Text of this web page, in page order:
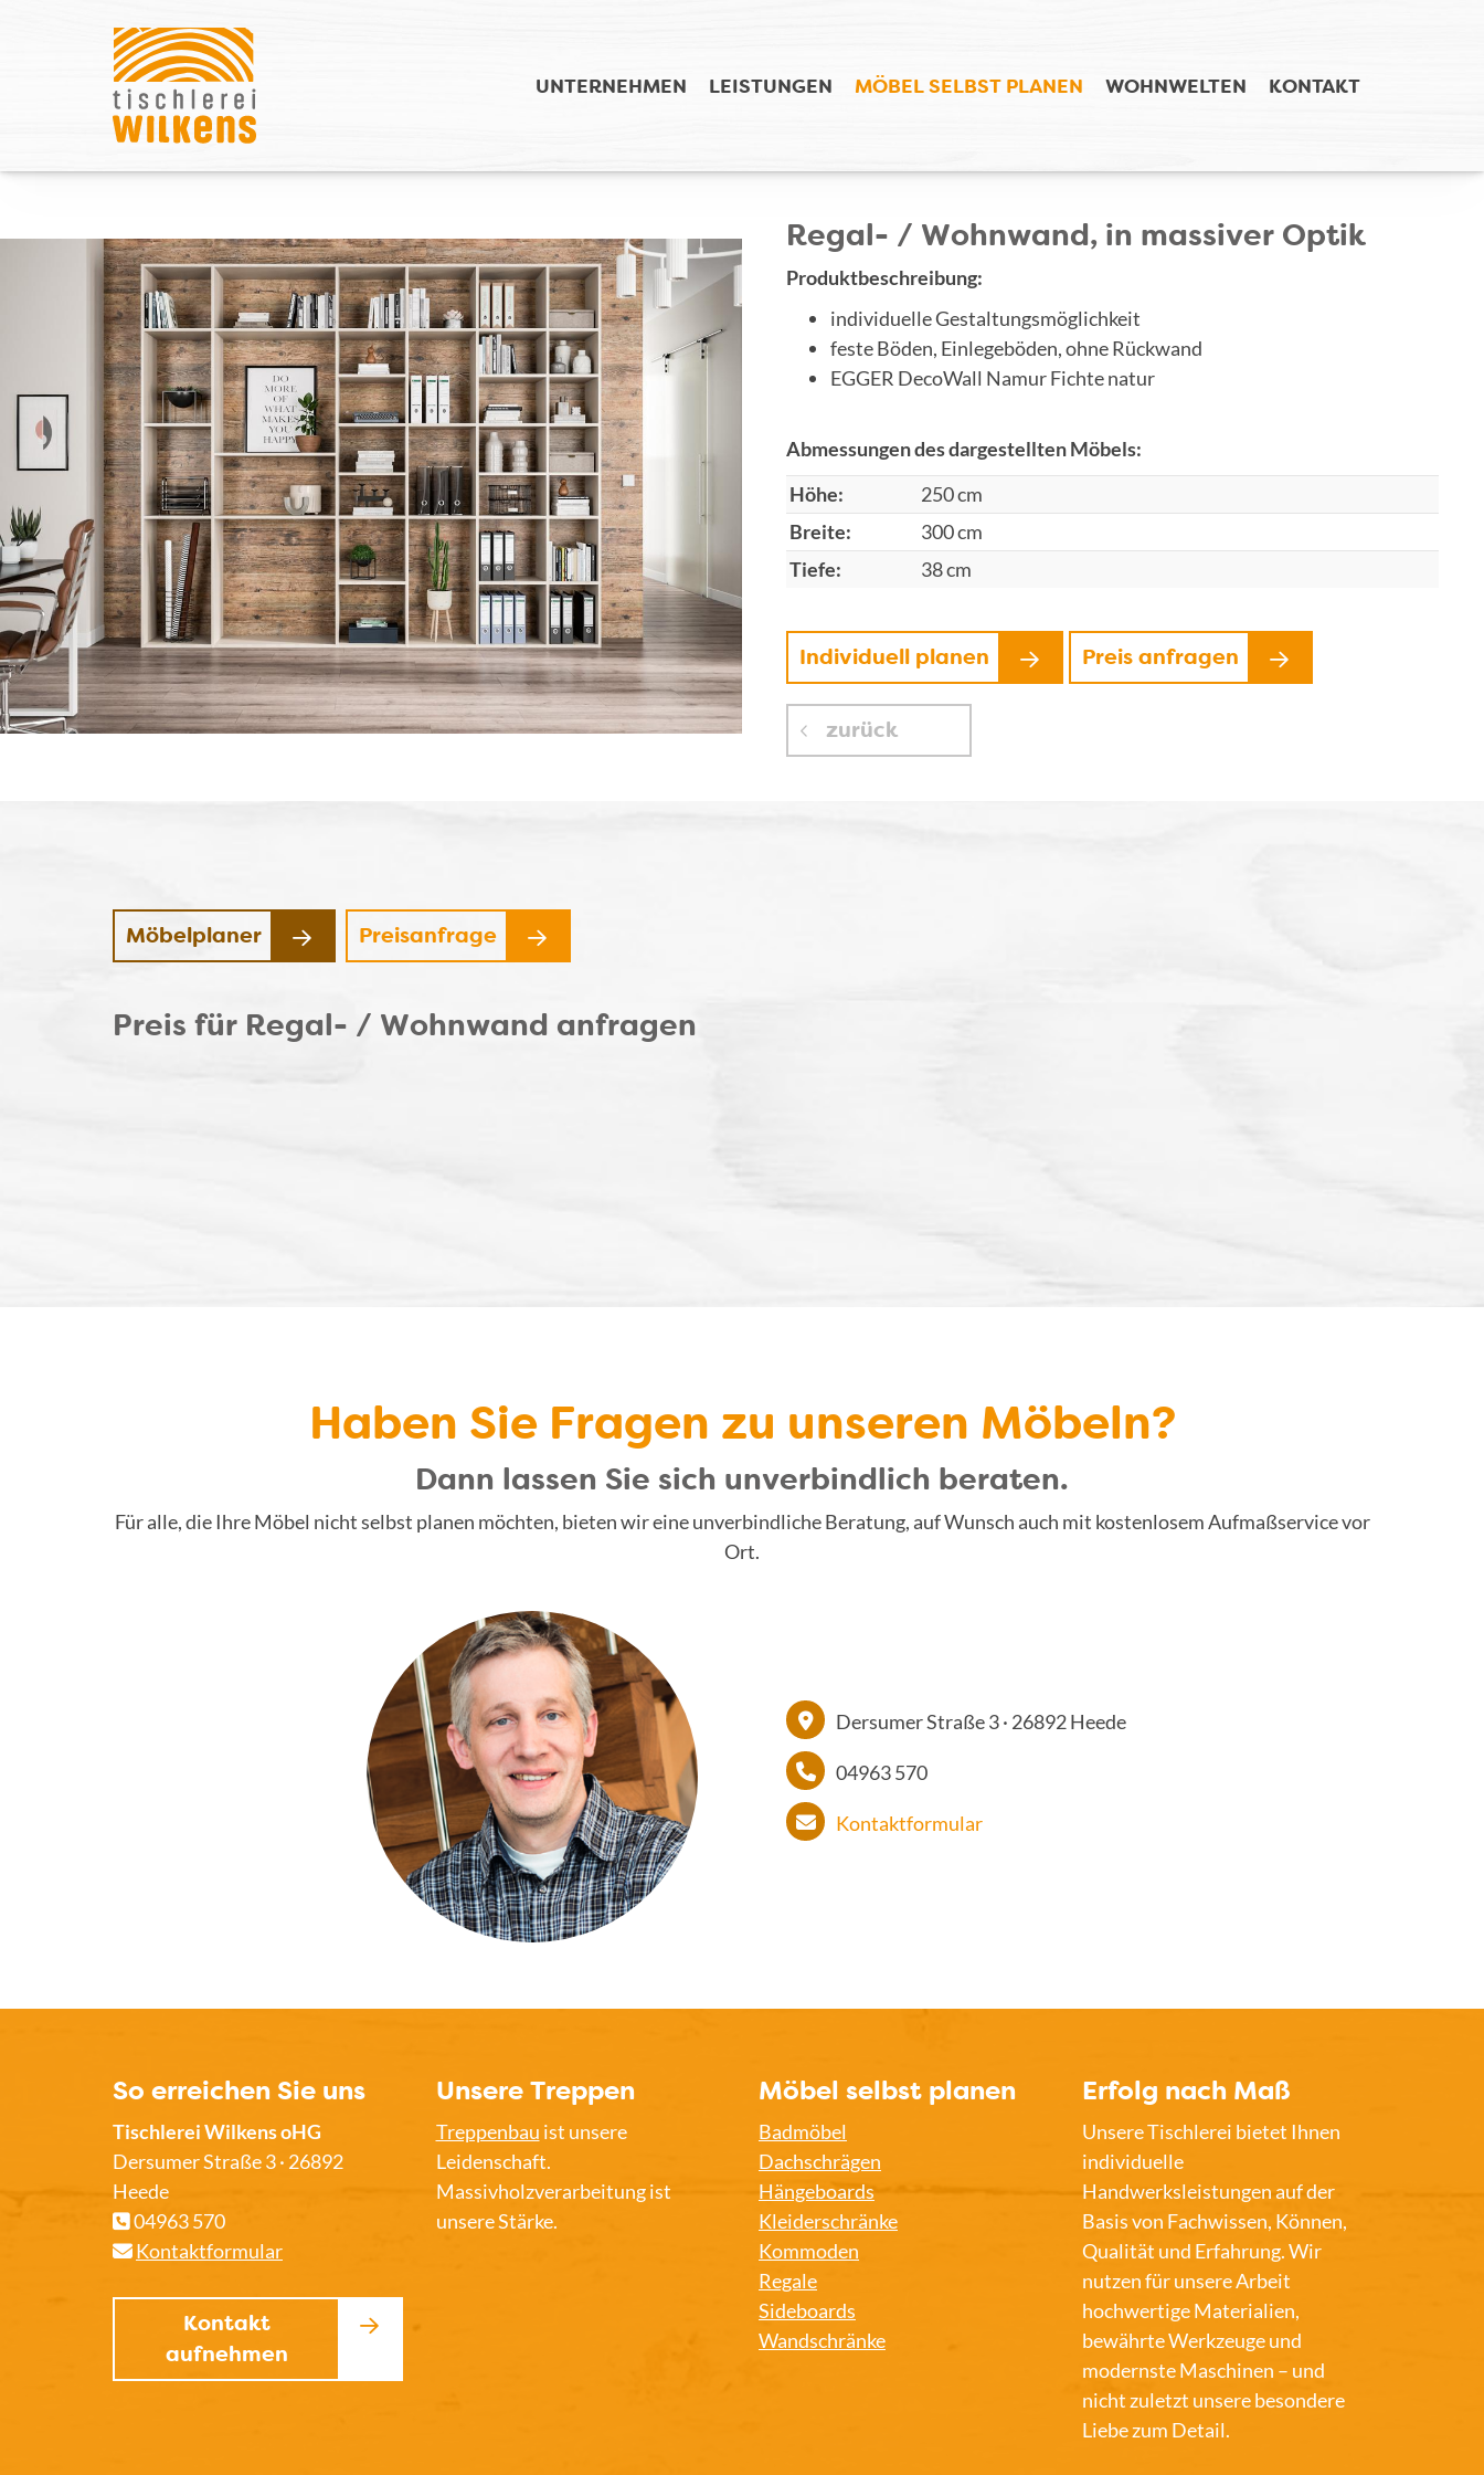
UNTERNEHMEN LEISTUNGEN MÖBEL SELBST PLANEN WOHNWELTEN KONTAKT
Regal- / Wohnwand, in massiver Optik
Produktbeschreibung:
individuelle Gestaltungsmöglichkeit
feste Böden, Einlegeböden, ohne Rückwand
EGGER DecoWall Namur Fichte natur
Abmessungen des dargestellten Möbels:
Höhe:
250 cm
Breite:
300 cm
Tiefe:
38 cm
Individuell planen Preis anfragen
zurück
Möbelplaner Preisanfrage
Preis für Regal- / Wohnwand anfragen
Haben Sie Fragen zu unseren Möbeln?
Dann lassen Sie sich unverbindlich beraten.
Für alle, die Ihre Möbel nicht selbst planen möchten, bieten wir eine unverbindliche Beratung, auf Wunsch auch mit kostenlosem Aufmaßservice vor
Ort.
Dersumer Straße 3 · 26892 Heede
04963 570
Kontaktformular
So erreichen Sie uns
Tischlerei Wilkens oHG
Dersumer Straße 3 · 26892
Heede
04963 570
Kontaktformular
Kontakt
aufnehmen
Unsere Treppen
Treppenbau ist unsere
Leidenschaft.
Massivholzverarbeitung ist
unsere Stärke.
Möbel selbst planen
Badmöbel
Dachschrägen
Hängeboards
Kleiderschränke
Kommoden
Regale
Sideboards
Wandschränke
Erfolg nach Maß
Unsere Tischlerei bietet Ihnen
individuelle
Handwerksleistungen auf der
Basis von Fachwissen, Können,
Qualität und Erfahrung. Wir
nutzen für unsere Arbeit
hochwertige Materialien,
bewährte Werkzeuge und
modernste Maschinen – und
nicht zuletzt unsere besondere
Liebe zum Detail.